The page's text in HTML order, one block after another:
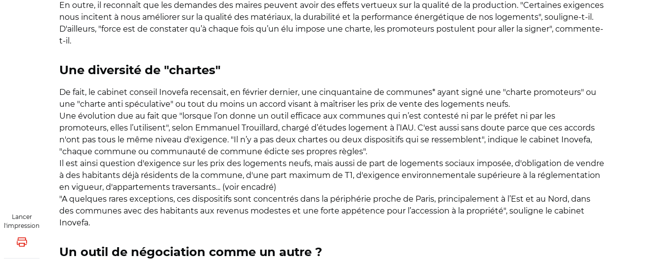
Lancer
l'impression
Lancer l'impression
En outre, il reconnaît que les demandes des maires peuvent avoir des effets vertueux sur la qualité de la production. "Certaines exigences
nous incitent à nous améliorer sur la qualité des matériaux, la durabilité et la performance énergétique de nos logements", souligne-t-il.
D'ailleurs, "force est de constater qu’à chaque fois qu’un élu impose une charte, les promoteurs postulent pour aller la signer", commente-
t-il.
Une diversité de "chartes"
De fait, le cabinet conseil Inovefa recensait, en février dernier, une cinquantaine de communes* ayant signé une "charte promoteurs" ou
une "charte anti spéculative" ou tout du moins un accord visant à maîtriser les prix de vente des logements neufs.
Une évolution due au fait que "lorsque l’on donne un outil efficace aux communes qui n’est contesté ni par le préfet ni par les
promoteurs, elles l’utilisent", selon Emmanuel Trouillard, chargé d’études logement à l’IAU. C'est aussi sans doute parce que ces accords
n'ont pas tous le même niveau d'exigence. "Il n’y a pas deux chartes ou deux dispositifs qui se ressemblent", indique le cabinet Inovefa,
"chaque commune ou communauté de commune édicte ses propres règles".
Il est ainsi question d'exigence sur les prix des logements neufs, mais aussi de part de logements sociaux imposée, d'obligation de vendre
à des habitants déjà résidents de la commune, d'une part maximum de T1, d'exigence environnementale supérieure à la réglementation
en vigueur, d'appartements traversants... (voir encadré)
"A quelques rares exceptions, ces dispositifs sont concentrés dans la périphérie proche de Paris, principalement à l’Est et au Nord, dans
des communes avec des habitants aux revenus modestes et une forte appétence pour l’accession à la propriété", souligne le cabinet
Inovefa.
Un outil de négociation comme un autre ?